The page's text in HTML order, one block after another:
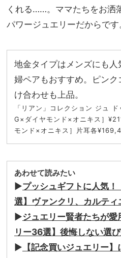
くれる……。ママたちをお洒
パワージュエリーだからです
地金タイプはメンズにも
婦ペアもおすすめ。ピン
け合わせも上品。
「リアン」コレクション ジュ
G×ダイヤモンド×オニキス］
モンド×オニキス］片耳各
あわせて読みたい
▶︎プッシュギフトに人気
選】ヴァンクリ、カルテ
▶︎ジュエリー賢者たちが
リー36選】後悔しない選
▶︎ 【記念買いジュエリー